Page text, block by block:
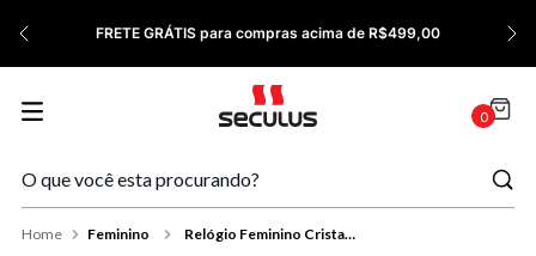
FRETE GRÁTIS para compras acima de R$499,00
0
Feminino Relógio Feminino Cristais Dourado
9º